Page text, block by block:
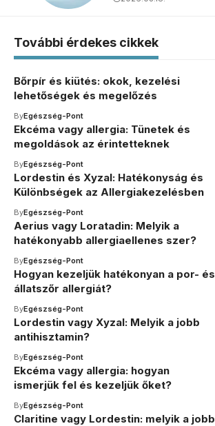
További érdekes cikkek
Bőrpír és kiütés: okok, kezelési
lehetőségek és megelőzés
ByEgészség-Pont
Ekcéma vagy allergia: Tünetek és
megoldások az érintetteknek
ByEgészség-Pont
Lordestin és Xyzal: Hatékonyság és
Különbségek az Allergiakezelésben
ByEgészség-Pont
Aerius vagy Loratadin: Melyik a
hatékonyabb allergiaellenes szer?
ByEgészség-Pont
Hogyan kezeljük hatékonyan a por- és
állatszőr allergiát?
ByEgészség-Pont
Lordestin vagy Xyzal: Melyik a jobb
antihisztamin?
ByEgészség-Pont
Ekcéma vagy allergia: hogyan
ismerjük fel és kezeljük őket?
ByEgészség-Pont
Claritine vagy Lordestin: melyik a jobb